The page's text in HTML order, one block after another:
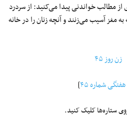
نیز مجموعه‌ای از مطالب خواندنی پیدا می‌کنید: از سردرد
مغز آسیب می‌زنند و آنچه زنان را در خانه
شماره ۴۵ ]
ستاره‌ها کلیک کنید.